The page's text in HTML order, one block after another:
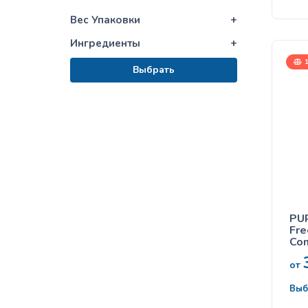
Вес Упаковки
+
Ингредиенты
+
Выбрать
all
от